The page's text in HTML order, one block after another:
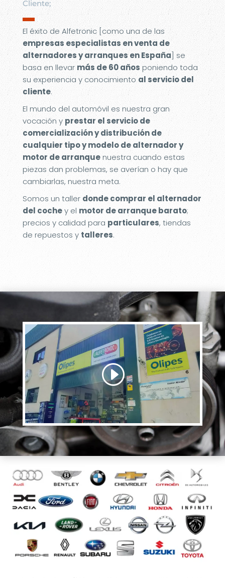
Cliente;
▬
El éxito de Alfetronic [como una de las
empresas especialistas en venta de
alternadores y arranques en España] se
basa en llevarmás de 60 añosponiendo toda
su experiencia y conocimiento al servicio del
cliente.
El mundo del automóvil es nuestra gran
vocación yprestar el servicio de
comercialización y distribución de
cualquier tipo y modelo de alternador y
motor de arranquenuestra cuando estas
piezas dan problemas, se averían o hay que
cambiarlas, nuestra meta.
Somos un taller donde comprar el alternador
del cochey el motor de arranque barato;
precios y calidad para particulares, tiendas
de repuestos y talleres.